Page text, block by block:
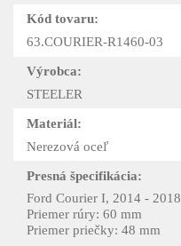
Kód tovaru:
63.COURIER-R1460-03
Výrobca:
STEELER
Materiál:
Nerezová oceľ
Presná špecifikácia:
Ford Courier I, 2014 - 2018
Priemer rúry: 60 mm
Priemer priečky: 48 mm